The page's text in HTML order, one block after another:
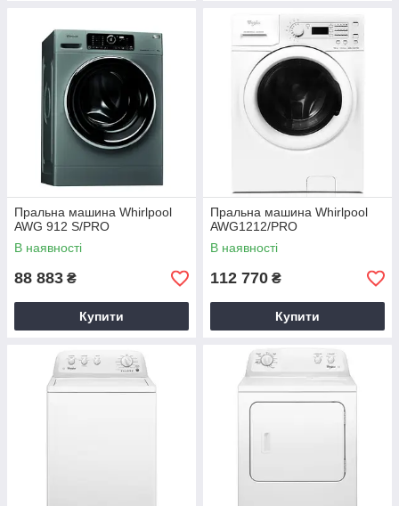
Пральна машина Whirlpool
AWG 912 S/PRO
В наявності
88 883 ₴
Купити
Пральна машина Whirlpool
AWG1212/PRO
В наявності
112 770 ₴
Купити